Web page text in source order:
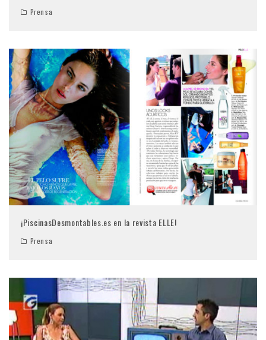
Prensa
¡PiscinasDesmontables.es en la revista ELLE!
Prensa